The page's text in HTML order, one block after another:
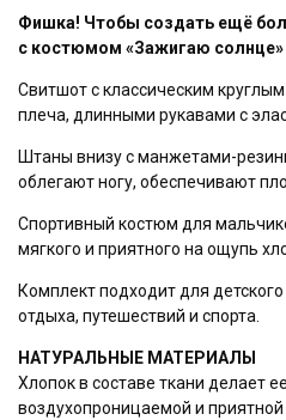
Купить в 1 клик
ФИО контактного лица
Фишка! Чтобы создать ещё
с костюмом «Зажигаю солнце»
Свитшот с классическим
плеча, длинными рукавами с
Штаны внизу с манжетами-
облегают ногу, обеспечивают
Спортивный костюм для
мягкого и приятного на ощупь
Комплект подходит для
отдыха, путешествий и спорта.
НАТУРАЛЬНЫЕ МАТЕРИАЛЫ
Хлопок в составе ткани делает
воздухопроницаемой и